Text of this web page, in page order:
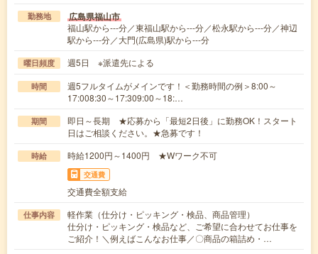
勤務地 広島県福山市
福山駅から---分／東福山駅から---分／松永駅から---分／神辺
駅から---分／大門(広島県)駅から---分
曜日頻度 週5日 ※派遣先による
時間
週5フルタイムがメインです！＜勤務時間の例＞8:00～
17:008:30～17:309:00～18:…
期間
即日～長期 ★応募から「最短2日後」に勤務OK！スタート
日はご相談ください。★急募です！
時給 時給1200円～1400円 ★Wワーク不可
交通費
交通費全額支給
仕事内容
軽作業（仕分け・ピッキング・検品、商品管理）
仕分け・ピッキング・検品など、ご希望に合わせてお仕事を
ご紹介！＼例えばこんなお仕事／〇商品の箱詰め・…